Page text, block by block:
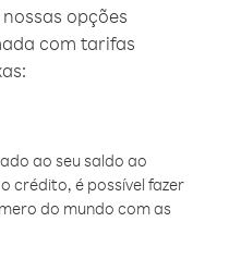
opções
com tarifas
ao seu saldo ao
crédito, é possível fazer
do mundo com as